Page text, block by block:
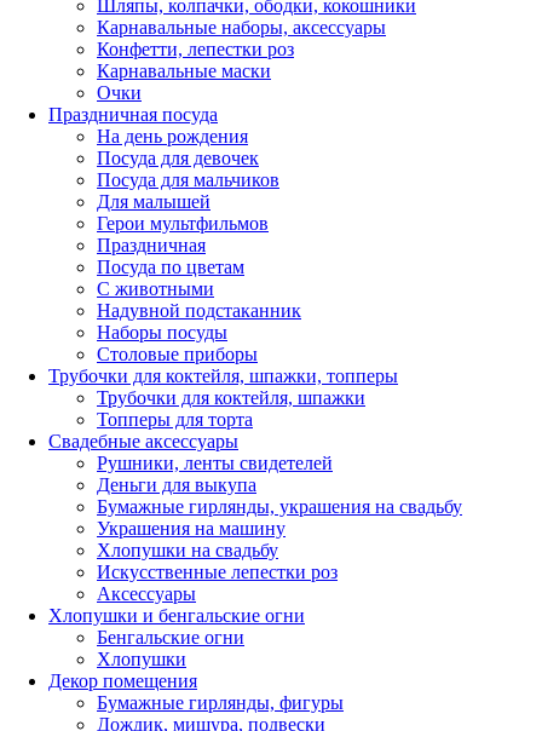
Шляпы, колпачки, ободки, кокошники
Карнавальные наборы, аксессуары
Конфетти, лепестки роз
Карнавальные маски
Очки
Праздничная посуда
На день рождения
Посуда для девочек
Посуда для мальчиков
Для малышей
Герои мультфильмов
Праздничная
Посуда по цветам
С животными
Надувной подстаканник
Наборы посуды
Столовые приборы
Трубочки для коктейля, шпажки, топперы
Трубочки для коктейля, шпажки
Топперы для торта
Свадебные аксессуары
Рушники, ленты свидетелей
Деньги для выкупа
Бумажные гирлянды, украшения на свадьбу
Украшения на машину
Хлопушки на свадьбу
Искусственные лепестки роз
Аксессуары
Хлопушки и бенгальские огни
Бенгальские огни
Хлопушки
Декор помещения
Бумажные гирлянды, фигуры
Дождик, мишура, подвески